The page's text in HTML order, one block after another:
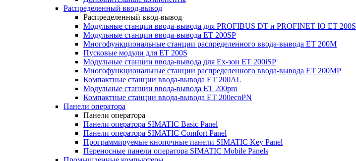
Распределенный ввод-вывод
Распределенный ввод-вывод
Модульные станции ввода-вывода для PROFIBUS DT и PROFINET IO ET 200S
Модульные станции ввода-вывода ET 200SP
Многофункциональные станции распределенного ввода-вывода ET 200M
Пусковые модули для ET 200S
Модульные станции ввода-вывода для Ex-зон ET 200iSP
Многофункциональные станции распределенного ввода-вывода ET 200MP
Компактные станции ввода-вывода ET 200AL
Модульные станции ввода-вывода ET 200pro
Компактные станции ввода-вывода ET 200ecoPN
Панели оператора
Панели оператора
Панели оператора SIMATIC Basic Panel
Панели оператора SIMATIC Comfort Panel
Программируемые кнопочные панели SIMATIC Key Panel
Переносные панели оператора SIMATIC Mobile Panels